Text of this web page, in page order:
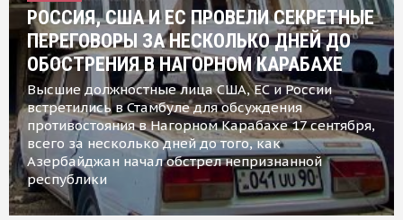
РОССИЯ, США И ЕС ПРОВЕЛИ СЕКРЕТНЫЕ
ПЕРЕГОВОРЫ ЗА НЕСКОЛЬКО ДНЕЙ ДО
ОБОСТРЕНИЯ В НАГОРНОМ КАРАБАХЕ
Высшие должностные лица США, ЕС и России
встретились в Стамбуле для обсуждения
противостояния в Нагорном Карабахе 17 сентября,
всего за несколько дней до того, как
Азербайджан начал обстрел непризнанной
республики